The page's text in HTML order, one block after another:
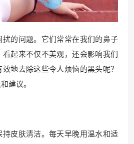
的问题。它们常常在我们的鼻子
起来不仅不美观，还会影响我们
地去除这些令人烦恼的黑头呢？
建议。
皮肤清洁。每天早晚用温水和适